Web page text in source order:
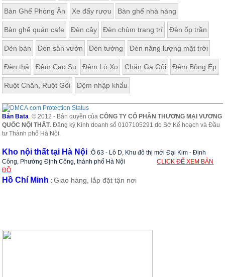
Bàn Ghế Phòng Ăn Xe đẩy rượu Bàn ghế nhà hàng
Bàn ghế quán cafe Đèn cây Đèn chùm trang trí Đèn ốp trần
Đèn bàn Đèn sân vườn Đèn tường Đèn năng lượng mặt trời
Đèn thả Đệm Cao Su Đệm Lò Xo Chăn Ga Gối Đệm Bông Ép
Ruột Chăn, Ruột Gối Đệm nhập khẩu
Bản Bata © 2012 - Bản quyền củaCÔNG TY CỔ PHẦN THƯƠNG MẠI VƯƠNG
QUỐC NỘI THẤT. Đăng ký Kinh doanh số 0107105291 do Sở Kế hoạch và Đầu
tư Thành phố Hà Nội.
Kho nội thất tại Hà Nội :Ô 63 - Lô D, Khu đô thị mới Đại Kim - Định
Công, Phường Định Công, thành phố Hà Nội
CLICK ĐỂ XEM BẢN
ĐỒ
Hồ Chí Minh :Giao hàng, lắp đặt tận nơi